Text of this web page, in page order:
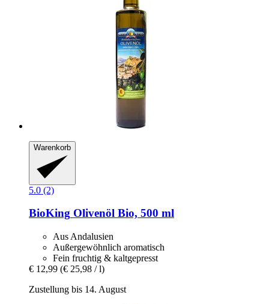
Warenkorb
5.0 (2)
BioKing Olivenöl Bio, 500 ml
Aus Andalusien
Außergewöhnlich aromatisch
Fein fruchtig & kaltgepresst
€ 12,99 (€ 25,98 / l)
Zustellung bis 14. August